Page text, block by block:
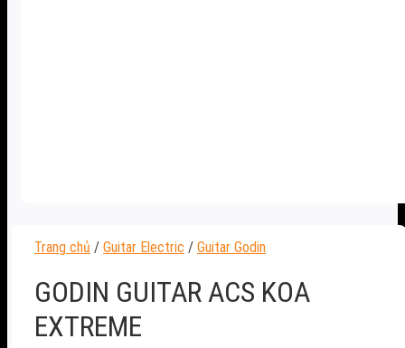
Trang chủ / Guitar Electric / Guitar Godin
GODIN GUITAR ACS KOA
EXTREME